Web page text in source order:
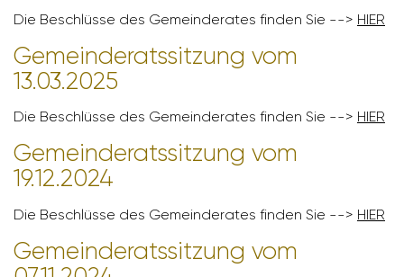
Die Beschlüsse des Gemein­de­rates finden Sie --> HIER
Gemein­de­rats­sit­zung vom
13.03.2025
Die Beschlüsse des Gemein­de­rates finden Sie --> HIER
Gemein­de­rats­sit­zung vom
19.12.2024
Die Beschlüsse des Gemein­de­rates finden Sie --> HIER
Gemein­de­rats­sit­zung vom